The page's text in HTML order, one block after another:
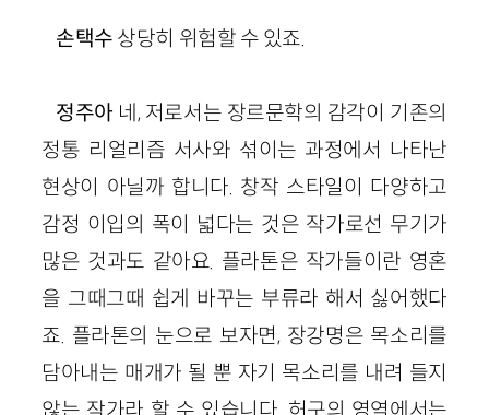
손택수 상당히 위험할 수 있죠.
정주아 네, 저로서는 장르문학의 감각이 기존의
정통 리얼리즘 서사와 섞이는 과정에서 나타난
현상이 아닐까 합니다. 창작 스타일이 다양하고
감정 이입의 폭이 넓다는 것은 작가로선 무기가
많은 것과도 같아요. 플라톤은 작가들이란 영혼
을 그때그때 쉽게 바꾸는 부류라 해서 싫어했다
죠. 플라톤의 눈으로 보자면, 장강명은 목소리를
담아내는 매개가 될 뿐 자기 목소리를 내려 들지
않는 작가라 할 수 있습니다. 허구의 영역에서는